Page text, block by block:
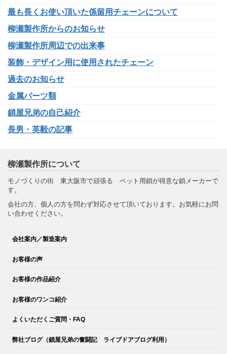
最も長くお使い頂いた係留用チェーンについて
柳瀬製作所からのお知らせ
柳瀬製作所周辺での出来事
装飾・デザイン用に使用されたチェーン
過去のお知らせ
金属パーツ類
鎖屋兄弟の自己紹介
長男・英毅の記事
柳瀬製作所について
モノづくりの街 東大阪市で頑張る ペット用鎖が得意な鎖メーカーで
す。
会社の方、個人の方を問わず対応させて頂いております。お気軽にお問
い合わせください。
会社案内／製造案内
お客様の声
お客様の作品紹介
お客様のワンコ紹介
よくいただくご質問・FAQ
弊社ブログ（鎖屋兄弟の奮闘記 ライブドアブログ利用）